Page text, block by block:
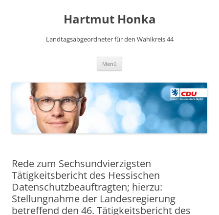
Hartmut Honka
Landtagsabgeordneter für den Wahlkreis 44
Menü
Rede zum Sechsundvierzigsten
Tätigkeitsbericht des Hessischen
Datenschutzbeauftragten; hierzu:
Stellungnahme der Landesregierung
betreffend den 46. Tätigkeitsbericht des